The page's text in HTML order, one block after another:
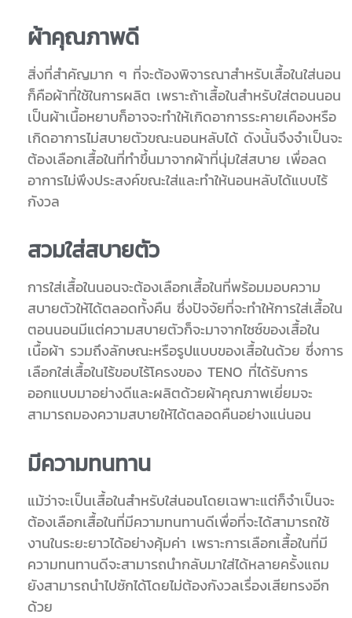
ผ้าคุณภาพดี
สิ่งที่สำคัญมาก ๆ ที่จะต้องพิจารณาสำหรับเสื้อในใส่นอน
ก็คือผ้าที่ใช้ในการผลิต เพราะถ้าเสื้อในสำหรับใส่ตอนนอน
เป็นผ้าเนื้อหยาบก็อาจจะทำให้เกิดอาการระคายเคืองหรือ
เกิดอาการไม่สบายตัวขณะนอนหลับได้ ดังนั้นจึงจำเป็นจะ
ต้องเลือกเสื้อในที่ทำขึ้นมาจากผ้าที่นุ่มใส่สบาย เพื่อลด
อาการไม่พึงประสงค์ขณะใส่และทำให้นอนหลับได้แบบไร้
กังวล
สวมใส่สบายตัว
การใส่เสื้อในนอนจะต้องเลือกเสื้อในที่พร้อมมอบความ
สบายตัวให้ได้ตลอดทั้งคืน ซึ่งปัจจัยที่จะทำให้การใส่เสื้อใน
ตอนนอนมีแต่ความสบายตัวก็จะมาจากไซซ์ของเสื้อใน
เนื้อผ้า รวมถึงลักษณะหรือรูปแบบของเสื้อในด้วย ซึ่งการ
เลือกใส่เสื้อในไร้ขอบไร้โครงของ TENO ที่ได้รับการ
ออกแบบมาอย่างดีและผลิตด้วยผ้าคุณภาพเยี่ยมจะ
สามารถมองความสบายให้ได้ตลอดคืนอย่างแน่นอน
มีความทนทาน
แม้ว่าจะเป็นเสื้อในสำหรับใส่นอนโดยเฉพาะแต่ก็จำเป็นจะ
ต้องเลือกเสื้อในที่มีความทนทานดีเพื่อที่จะได้สามารถใช้
งานในระยะยาวได้อย่างคุ้มค่า เพราะการเลือกเสื้อในที่มี
ความทนทานดีจะสามารถนำกลับมาใส่ได้หลายครั้งแถม
ยังสามารถนำไปซักได้โดยไม่ต้องกังวลเรื่องเสียทรงอีก
ด้วย